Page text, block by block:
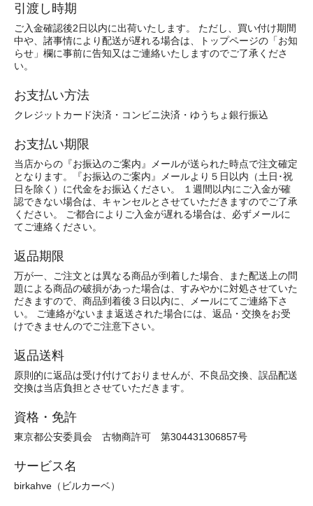
引渡し時期
ご入金確認後2日以内に出荷いたします。 ただし、買い付け期間
中や、諸事情により配送が遅れる場合は、トップページの「お知
らせ」欄に事前に告知又はご連絡いたしますのでご了承くださ
い。
お支払い方法
クレジットカード決済・コンビニ決済・ゆうちょ銀行振込
お支払い期限
当店からの『お振込のご案内』メールが送られた時点で注文確定
となります。『お振込のご案内』メールより５日以内（土日･祝
日を除く）に代金をお振込ください。 １週間以内にご入金が確
認できない場合は、キャンセルとさせていただきますのでご了承
ください。 ご都合によりご入金が遅れる場合は、必ずメールに
てご連絡ください。
返品期限
万が一、ご注文とは異なる商品が到着した場合、また配送上の問
題による商品の破損があった場合は、すみやかに対処させていた
だきますので、商品到着後３日以内に、メールにてご連絡下さ
い。 ご連絡がないまま返送された場合には、返品・交換をお受
けできませんのでご注意下さい。
返品送料
原則的に返品は受け付けておりませんが、不良品交換、誤品配送
交換は当店負担とさせていただきます。
資格・免許
東京都公安委員会 古物商許可 第304431306857号
サービス名
birkahve（ビルカーベ）